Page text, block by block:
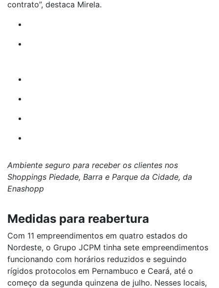
contrato”, destaca Mirela.
Ambiente seguro para receber os clientes nos
Shoppings Piedade, Barra e Parque da Cidade, da
Enashopp
Medidas para reabertura
Com 11 empreendimentos em quatro estados do
Nordeste, o Grupo JCPM tinha sete empreendimentos
funcionando com horários reduzidos e seguindo
rígidos protocolos em Pernambuco e Ceará, até o
começo da segunda quinzena de julho. Nesses locais,